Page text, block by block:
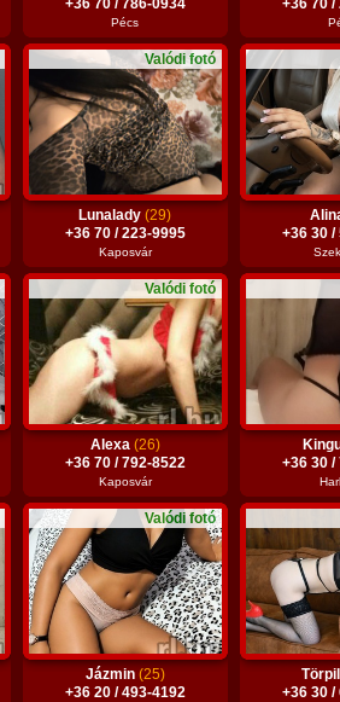
+36 70 / 786-0934
Pécs
+36 70 /
Valódi fotó
Lunalady(29)
+36 70 / 223-9995
Kaposvár
+36 30 /
Valódi fotó
Alexa (26)
+36 70 / 792-8522
Kaposvár
+36 30 /
Valódi fotó
Jázmin (25)
+36 20 / 493-4192
+36 30 /